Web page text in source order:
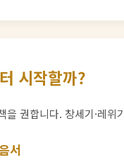
시작할까?
권합니다. 창세기·레위
서